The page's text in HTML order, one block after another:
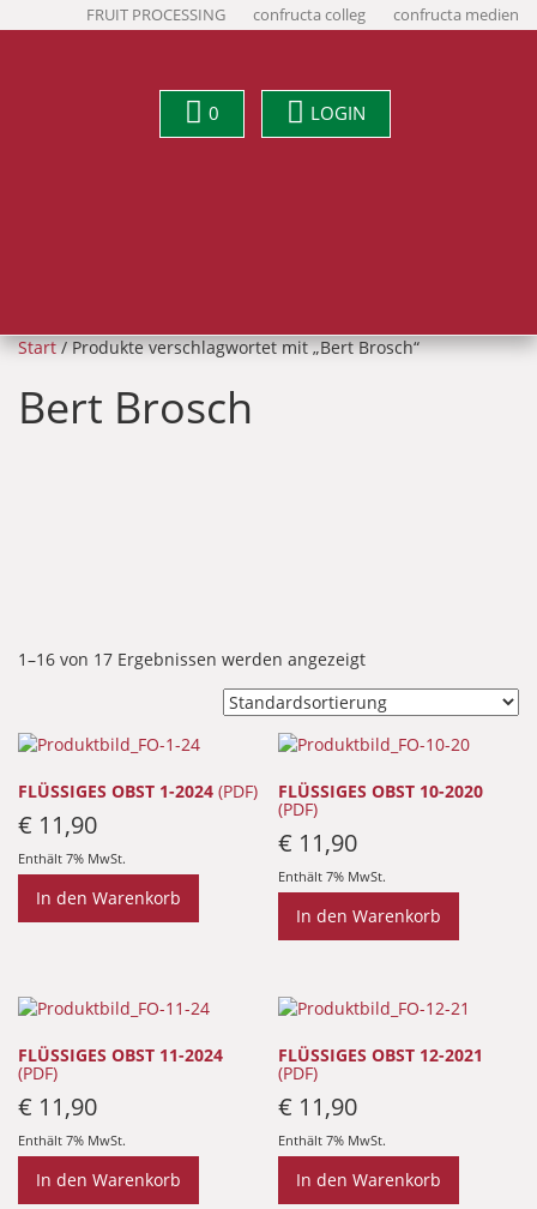
FRUIT PROCESSING confructa colleg confructa medien
0 LOGIN
Start/ Produkte verschlagwortet mit „Bert Brosch“
Bert Brosch
1–16 von 17 Ergebnissen werden angezeigt
FLÜSSIGES OBST 1-2024 (PDF)
€ 11,90
Enthält 7% MwSt.
In den Warenkorb
FLÜSSIGES OBST 10-2020
(PDF)
€ 11,90
Enthält 7% MwSt.
In den Warenkorb
FLÜSSIGES OBST 11-2024
(PDF)
€ 11,90
Enthält 7% MwSt.
In den Warenkorb
FLÜSSIGES OBST 12-2021
(PDF)
€ 11,90
Enthält 7% MwSt.
In den Warenkorb